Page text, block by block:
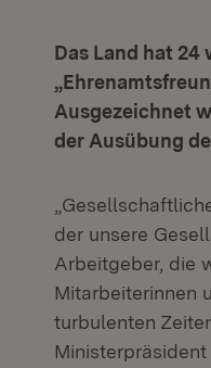
Das Land hat
Ausgezeichnet
der Ausübung
der unsere
Arbeitgeber, die
Mitarbeiterinnen
turbulenten